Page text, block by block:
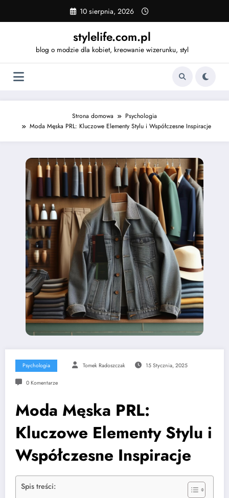
content
10 sierpnia, 2026
stylelife.com.pl
blog o modzie dla kobiet, kreowanie wizerunku, styl
Strona domowa
Psychologia
Moda Męska PRL: Kluczowe Elementy Stylu i Współczesne Inspiracje
Psychologia Tomek Radoszczak 15 Stycznia, 2025
0 Komentarze
Moda Męska PRL:
Kluczowe Elementy Stylu i
Współczesne Inspiracje
Spis treści: